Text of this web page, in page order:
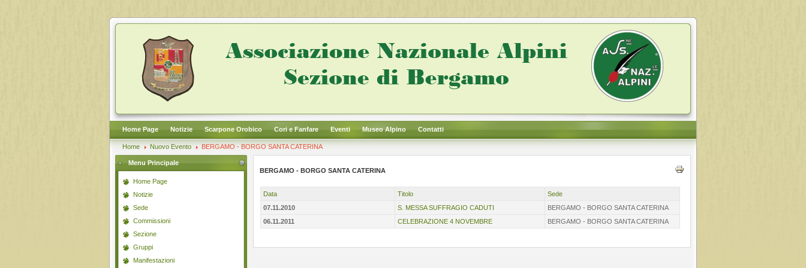
Home Page Notizie Scarpone Orobico Cori e Fanfare Eventi Museo Alpino Contatti
Home Nuovo Evento BERGAMO - BORGO SANTA CATERINA
Menu Principale
Home Page
Notizie
Sede
Commissioni
Sezione
Gruppi
Manifestazioni
BERGAMO - BORGO SANTA CATERINA
Data Titolo
Sede
07.11.2010
S. MESSA SUFFRAGIO CADUTI
BERGAMO - BORGO SANTA CATERINA
06.11.2011
CELEBRAZIONE 4 NOVEMBRE BERGAMO - BORGO SANTA CATERINA